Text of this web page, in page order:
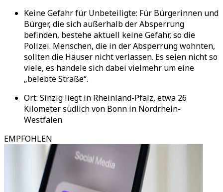
Keine Gefahr für Unbeteiligte: Für Bürgerinnen und
Bürger, die sich außerhalb der Absperrung
befinden, bestehe aktuell keine Gefahr, so die
Polizei. Menschen, die in der Absperrung wohnten,
sollten die Häuser nicht verlassen. Es seien nicht so
viele, es handele sich dabei vielmehr um eine
„belebte Straße“.
Ort: Sinzig liegt in Rheinland-Pfalz, etwa 26
Kilometer südlich von Bonn in Nordrhein-
Westfalen.
EMPFOHLEN